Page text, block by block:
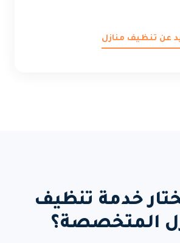
عن تنظيف منازل
خدمة تنظيف
المتخصصة؟